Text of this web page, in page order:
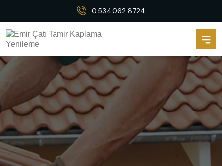
0.534.062 8724